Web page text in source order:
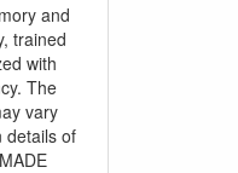
and
trained
with
The
vary
details of